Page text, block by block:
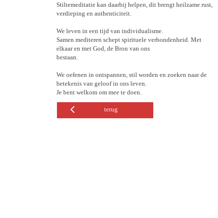
Stiltemeditatie kan daarbij helpen, dit brengt heilzame rust,
verdieping en authenticiteit.
We leven in een tijd van individualisme.
Samen mediteren schept spirituele verbondenheid. Met
elkaar en met God, de Bron van ons
bestaan.
We oefenen in ontspannen, stil worden en zoeken naar de
betekenis van geloof in ons leven.
Je bent welkom om mee te doen.
terug